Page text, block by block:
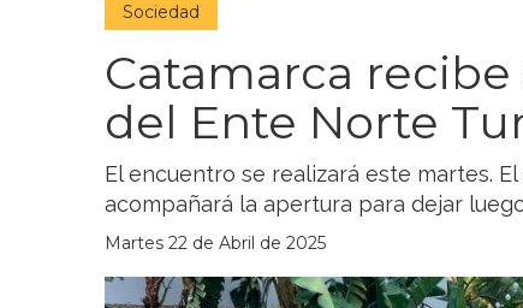
Sociedad
Catamarca
del Ente Norte
El encuentro se realizará este martes.
acompañará la apertura para dejar
Martes 22 de Abril de 2025